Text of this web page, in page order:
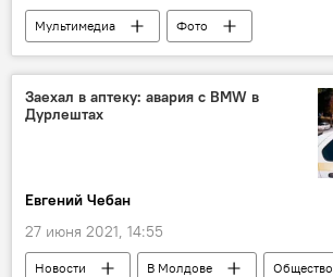
Мультимедиа Фото
Заехал в аптеку: авария с BMW в
Дурлештах
Евгений Чебан
27 июня 2021, 14:55
Новости В Молдове
Общество